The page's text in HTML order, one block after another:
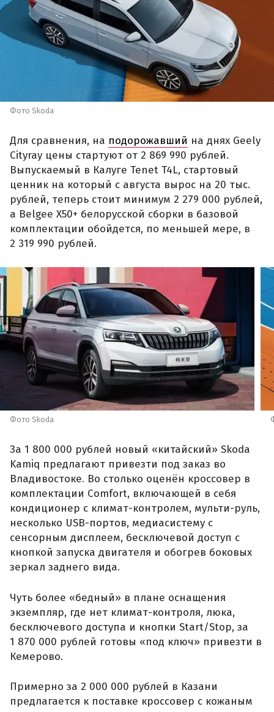
Фото Skoda
Для сравнения, на подорожавший на днях Geely
Cityray цены стартуют от 2 869 990 рублей.
Выпускаемый в Калуге Tenet T4L, стартовый
ценник на который с августа вырос на 20 тыс.
рублей, теперь стоит минимум 2 279 000 рублей,
а Belgee X50+ белорусской сборки в базовой
комплектации обойдется, по меньшей мере, в
2 319 990 рублей.
Фото Skoda
За 1 800 000 рублей новый «китайский» Skoda
Kamiq предлагают привезти под заказ во
Владивостоке. Во столько оценён кроссовер в
комплектации Comfort, включающей в себя
кондиционер с климат-контролем, мульти-руль,
несколько USB-портов, медиасистему с
сенсорным дисплеем, бесключевой доступ с
кнопкой запуска двигателя и обогрев боковых
зеркал заднего вида.
Чуть более «бедный» в плане оснащения
экземпляр, где нет климат-контроля, люка,
бесключевого доступа и кнопки Start/Stop, за
1 870 000 рублей готовы «под ключ» привезти в
Кемерово.
Примерно за 2 000 000 рублей в Казани
предлагается к поставке кроссовер с кожаным